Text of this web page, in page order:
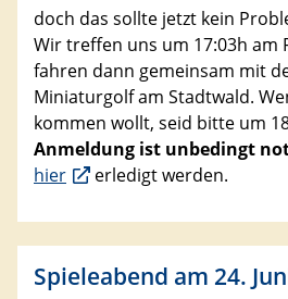
doch das sollte jetzt kein
Wir treffen uns um 17:03h am
fahren dann gemeinsam mit
Miniaturgolf am Stadtwald.
kommen wollt, seid bitte um
Anmeldung ist unbedingt
hier
erledigt werden.
Spieleabend am 24.